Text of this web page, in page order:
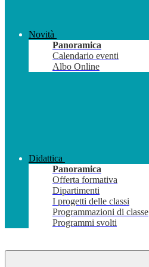
Novità
Panoramica
Calendario eventi
Albo Online
Didattica
Panoramica
Offerta formativa
Dipartimenti
I progetti delle classi
Programmazioni di classe
Programmi svolti